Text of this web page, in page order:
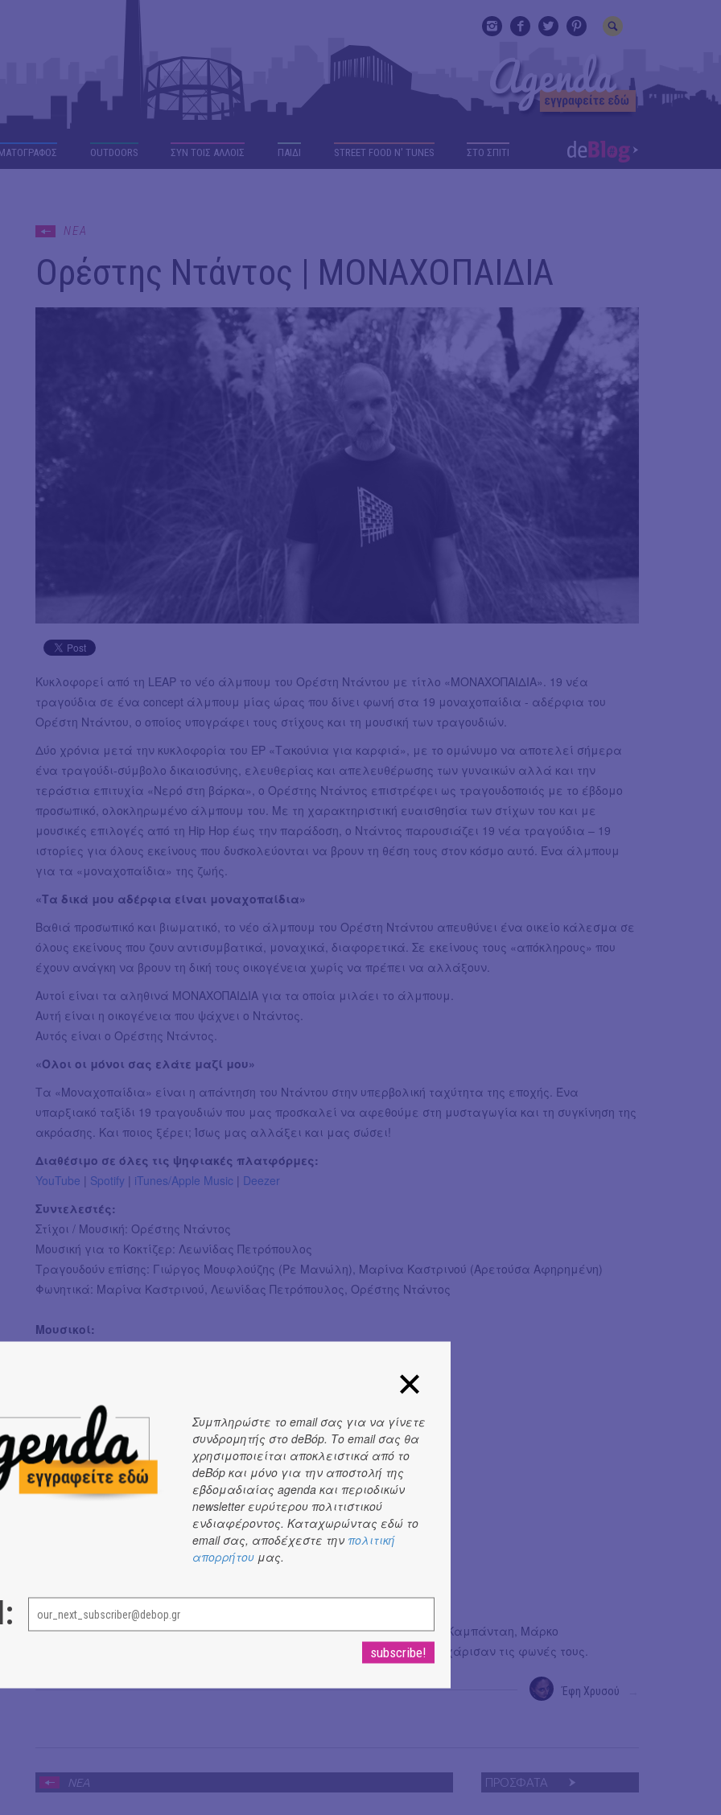
OUTDΟORS ΣΥΝ ΤΟΙΣ ΑΛΛΟΙΣ ΠΑΙΔΙ STREET FOOD N' TUNES ΣΤΟ ΣΠΙΤΙ
ΝΕΑ
Ορέστης Ντάντος | ΜΟΝΑΧΟΠΑΙΔΙΑ
Κυκλοφορεί από τη LEAP το νέο άλμπουμ του Ορέστη Ντάντου με τίτλο «ΜΟΝΑΧΟΠΑΙΔΙΑ». 19 νέα
τραγούδια σε ένα concept άλμπουμ μίας ώρας που δίνει φωνή στα 19 μοναχοπαίδια - αδέρφια του
Ορέστη Ντάντου, ο οποίος υπογράφει τους στίχους και τη μουσική των τραγουδιών.
Δύο χρόνια μετά την κυκλοφορία του ΕP «Τακούνια για καρφιά», με το ομώνυμο να αποτελεί σήμερα
ένα τραγούδι-σύμβολο δικαιοσύνης, ελευθερίας και απελευθέρωσης των γυναικών αλλά και την
τεράστια επιτυχία «Νερό στη βάρκα», ο Ορέστης Ντάντος επιστρέφει ως τραγουδοποιός με το έβδομο
προσωπικό, ολοκληρωμένο άλμπουμ του. Με τη χαρακτηριστική ευαισθησία των στίχων του και με
μουσικές επιλογές από τη Hip Hop έως την παράδοση, ο Ντάντος παρουσιάζει 19 νέα τραγούδια – 19
ιστορίες για όλους εκείνους που δυσκολεύονται να βρουν τη θέση τους στον κόσμο αυτό. Ένα άλμπουμ
για τα «μοναχοπαίδια» της ζωής.
«Τα δικά μου αδέρφια είναι μοναχοπαίδια»
Βαθιά προσωπικό και βιωματικό, το νέο άλμπουμ του Ορέστη Ντάντου απευθύνει ένα οικείο κάλεσμα σε
όλους εκείνους που ζουν αντισυμβατικά, μοναχικά, διαφορετικά. Σε εκείνους τους «απόκληρους» που
έχουν ανάγκη να βρουν τη δική τους οικογένεια χωρίς να πρέπει να αλλάξουν.
Αυτοί είναι τα αληθινά ΜΟΝΑΧΟΠΑΙΔΙΑ για τα οποία μιλάει το άλμπουμ.
Αυτή είναι η οικογένεια που ψάχνει ο Ντάντος.
Αυτός είναι ο Ορέστης Ντάντος.
«Όλοι οι μόνοι σας ελάτε μαζί μου»
Τα «Μοναχοπαίδια» είναι η απάντηση του Ντάντου στην υπερβολική ταχύτητα της εποχής. Ένα
υπαρξιακό ταξίδι 19 τραγουδιών που μας προσκαλεί να αφεθούμε στη μυσταγωγία και τη συγκίνηση της
ακρόασης. Και ποιος ξέρει; Ίσως μας αλλάξει και μας σώσει!
Διαθέσιμο σε όλες τις ψηφιακές πλατφόρμες:
YouTube | Spotify | iTunes/Apple Music | Deezer
Συντελεστές:
Στίχοι / Μουσική: Ορέστης Ντάντος
Μουσική για το Κοκτίζερ: Λεωνίδας Πετρόπουλος
Τραγουδούν επίσης: Γιώργος Μουφλούζης (Ρε Μανώλη), Μαρίνα Καστρινού (Αρετούσα Αφηρημένη)
Φωνητικά: Μαρίνα Καστρινού, Λεωνίδας Πετρόπουλος, Ορέστης Ντάντος
Μουσικοί:
μελόντικα, κρουστά, μαντολίνο, τρομπέτα, γιουκαλίλι
Γιώργος Καρδιανός: κιθάρες
Ενορχηστρώσεις: Ορέστης Ντάντος, Λεωνίδας Πετρόπουλος
Μίξη - Mastering : Λεωνίδας Πετρόπουλος (studio Anaconda)
Σκίτσα: Απόστολος Πλαχούρης
Μεγάλο ευχαριστώ στους Ελευθερία Περαθωράκη, Όλγα Τάσσου, Έφη Καμπάνταη, Μάρκο
Αντωνόπουλο, Έφη Χουντή, Ορφέα Ντάντο και Μαρία Ζαρκάδα που μου χάρισαν τις φωνές τους.
Έφη Χρυσού
ΝΕΑ ΠΡΟΣΦΑΤΑ
Συμπληρώστε το email σας για να γίνετε
συνδρομητής στο deBόp. Το email σας θα
χρησιμοποιείται αποκλειστικά από το
deBόp και μόνο για την αποστολή της
εβδομαδιαίας agenda και περιοδικών
newsletter ευρύτερου πολιτιστικού
ενδιαφέροντος. Καταχωρώντας εδώ το
email σας, αποδέχεστε την πολιτική
απορρήτου μας.